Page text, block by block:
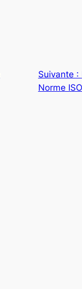
Suivante :
Norme